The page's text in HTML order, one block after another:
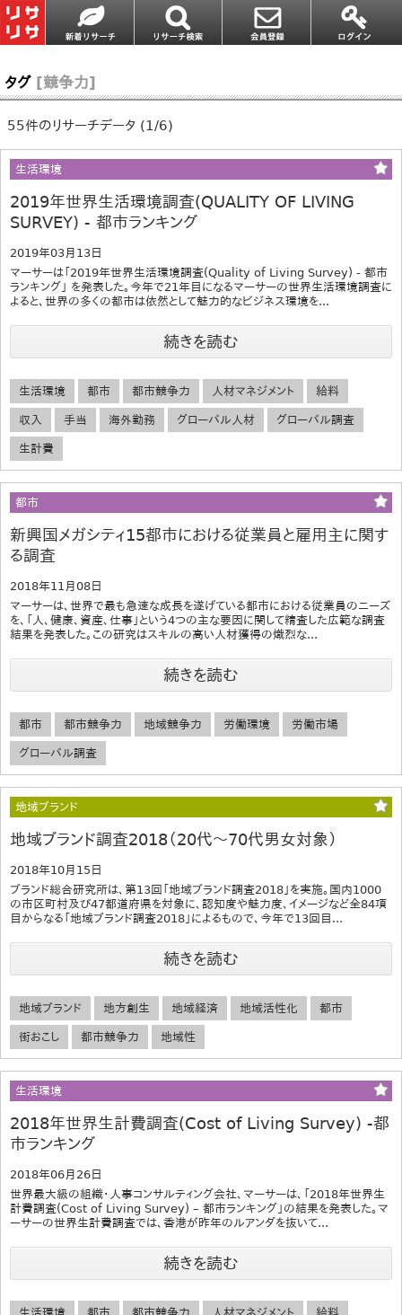
タグ [競争力]
55件のリサーチデータ (1/6)
生活環境
2019年世界生活環境調査(QUALITY OF LIVING
SURVEY) ‐ 都市ランキング
2019年03月13日
マーサーは「2019年世界生活環境調査(Quality of Living Survey) ‐ 都市
ランキング」 を発表した。今年で21年目になるマーサーの世界生活環境調査に
よると、世界の多くの都市は依然として魅力的なビジネス環境を...
続きを読む
生活環境 都市 都市競争力 人材マネジメント 給料
収入 手当 海外勤務 グローバル人材 グローバル調査
生計費
都市
新興国メガシティ15都市における従業員と雇用主に関す
る調査
2018年11月08日
マーサーは、世界で最も急速な成長を遂げている都市における従業員のニーズ
を、「人、健康、資産、仕事」という4つの主な要因に関して精査した広範な調査
結果を発表した。この研究はスキルの高い人材獲得の熾烈な...
続きを読む
都市 都市競争力 地域競争力 労働環境 労働市場
グローバル調査
地域ブランド
地域ブランド調査2018（20代～70代男女対象）
2018年10月15日
ブランド総合研究所は、第13回「地域ブランド調査2018」を実施。国内1000
の市区町村及び47都道府県を対象に、認知度や魅力度、イメージなど全84項
目からなる「地域ブランド調査2018」によるもので、今年で13回目...
続きを読む
地域ブランド 地方創生 地域経済 地域活性化 都市
街おこし 都市競争力 地域性
生活環境
2018年世界生計費調査(Cost of Living Survey) ‐都
市ランキング
2018年06月26日
世界最大級の組織・人事コンサルティング会社、マーサーは、「2018年世界生
計費調査(Cost of Living Survey) – 都市ランキング」の結果を発表した。マ
ーサーの世界生計費調査では、香港が昨年のルアンダを抜いて...
続きを読む